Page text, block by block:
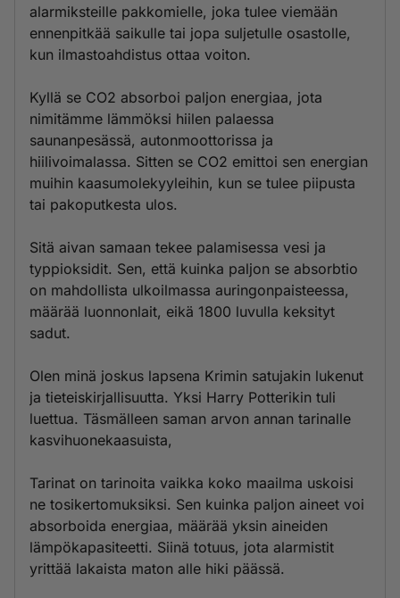
alarmiksteille pakkomielle, joka tulee viemään
ennenpitkää saikulle tai jopa suljetulle osastolle,
kun ilmastoahdistus ottaa voiton.
Kyllä se CO2 absorboi paljon energiaa, jota
nimitämme lämmöksi hiilen palaessa
saunanpesässä, autonmoottorissa ja
hiilivoimalassa. Sitten se CO2 emittoi sen energian
muihin kaasumolekyyleihin, kun se tulee piipusta
tai pakoputkesta ulos.
Sitä aivan samaan tekee palamisessa vesi ja
typpioksidit. Sen, että kuinka paljon se absorbtio
on mahdollista ulkoilmassa auringonpaisteessa,
määrää luonnonlait, eikä 1800 luvulla keksityt
sadut.
Olen minä joskus lapsena Krimin satujakin lukenut
ja tieteiskirjallisuutta. Yksi Harry Potterikin tuli
luettua. Täsmälleen saman arvon annan tarinalle
kasvihuonekaasuista,
Tarinat on tarinoita vaikka koko maailma uskoisi
ne tosikertomuksiksi. Sen kuinka paljon aineet voi
absorboida energiaa, määrää yksin aineiden
lämpökapasiteetti. Siinä totuus, jota alarmistit
yrittää lakaista maton alle hiki päässä.